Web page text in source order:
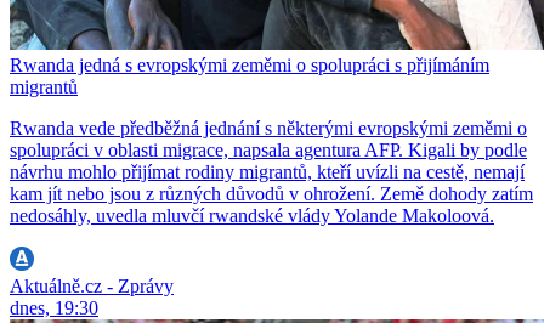
Rwanda jedná s evropskými zeměmi o spolupráci s přijímáním
migrantů
Rwanda vede předběžná jednání s některými evropskými zeměmi o
spolupráci v oblasti migrace, napsala agentura AFP. Kigali by podle
návrhu mohlo přijímat rodiny migrantů, kteří uvízli na cestě, nemají
kam jít nebo jsou z různých důvodů v ohrožení. Země dohody zatím
nedosáhly, uvedla mluvčí rwandské vlády Yolande Makoloová.
Aktuálně.cz - Zprávy
dnes, 19:30